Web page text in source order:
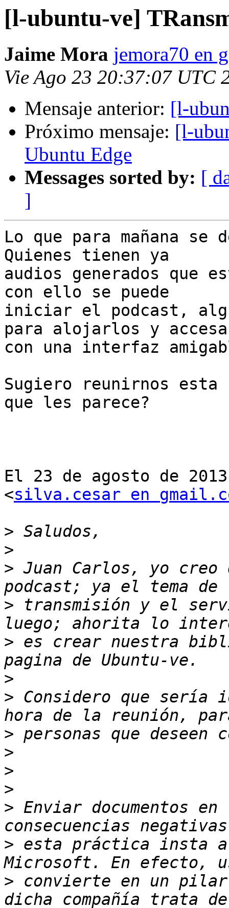
[l-ubuntu-ve]
Jaime Mora jemora70 en
Vie Ago 23 20:37:07 UTC
Mensaje anterior: [l-
Próximo mensaje: [l-
Ubuntu Edge
Messages sorted by: [
]
Lo que para mañana
Quienes tienen ya
audios generados que
con ello se puede
iniciar el podcast,
para alojarlos y
con una interfaz
Sugiero reunirnos esta
que les parece?
El 23 de agosto de
<silva.cesar en
>
>
> Juan Carlos, yo
> transmisión y el
> es crear nuestra
>
> Considero que
>
>
>
>
> Enviar documentos
> esta práctica insta
> convierte en un pilar